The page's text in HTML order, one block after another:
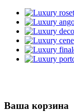
Ваша корзина